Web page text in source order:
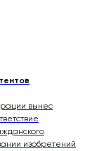
вынес
изобретений